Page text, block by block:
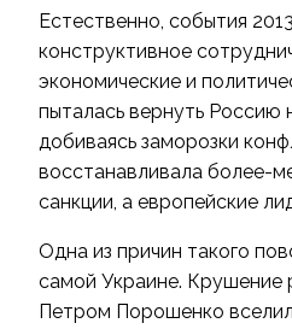
Естественно, события
конструктивное
экономические и
пыталась вернуть Россию
добиваясь заморозки
восстанавливала более-
санкции, а европейские
Одна из причин такого
самой Украине. Крушение
Петром Порошенко